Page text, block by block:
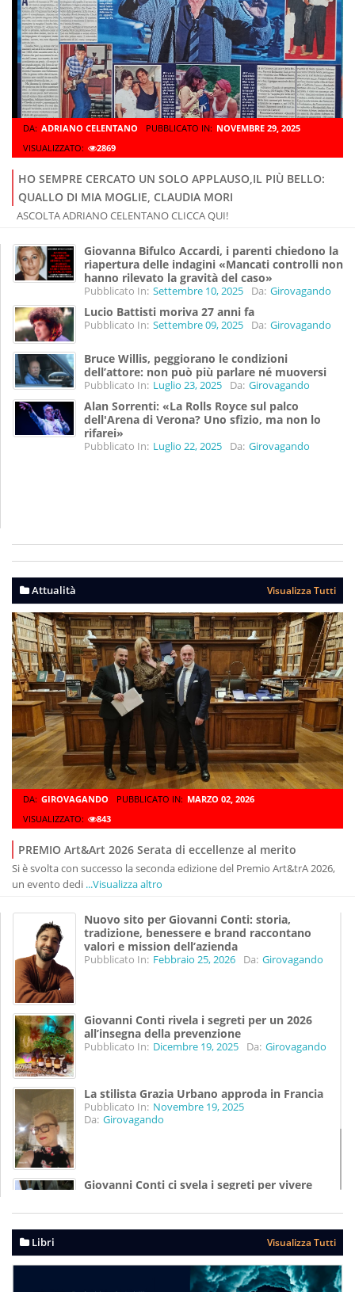
DA: ADRIANO CELENTANO PUBBLICATO IN: NOVEMBRE 29, 2025
VISUALIZZATO:
2869
HO SEMPRE CERCATO UN SOLO APPLAUSO,IL PIÙ BELLO:
QUALLO DI MIA MOGLIE, CLAUDIA MORI
ASCOLTA ADRIANO CELENTANO CLICCA QUI!
Giovanna Bifulco Accardi, i parenti chiedono la
riapertura delle indagini «Mancati controlli non
hanno rilevato la gravità del caso»
Pubblicato In: Settembre 10, 2025 Da: Girovagando
Lucio Battisti moriva 27 anni fa
Pubblicato In: Settembre 09, 2025 Da: Girovagando
Bruce Willis, peggiorano le condizioni
dell’attore: non può più parlare né muoversi
Pubblicato In: Luglio 23, 2025 Da: Girovagando
Alan Sorrenti: «La Rolls Royce sul palco
dell'Arena di Verona? Uno sfizio, ma non lo
rifarei»
Pubblicato In: Luglio 22, 2025 Da: Girovagando
Attualità Visualizza Tutti
DA: GIROVAGANDO PUBBLICATO IN: MARZO 02, 2026
VISUALIZZATO:
843
PREMIO Art&Art 2026 Serata di eccellenze al merito
Si è svolta con successo la seconda edizione del Premio Art&trA 2026,
un evento dedi ...Visualizza altro
Nuovo sito per Giovanni Conti: storia,
tradizione, benessere e brand raccontano
valori e mission dell’azienda
Pubblicato In: Febbraio 25, 2026 Da: Girovagando
Giovanni Conti rivela i segreti per un 2026
all’insegna della prevenzione
Pubblicato In: Dicembre 19, 2025 Da: Girovagando
La stilista Grazia Urbano approda in Francia
Pubblicato In: Novembre 19, 2025
Da: Girovagando
Giovanni Conti ci svela i segreti per vivere
Pubblicato In: Agosto 07, 2025 Da: Girovagando
Libri Visualizza Tutti